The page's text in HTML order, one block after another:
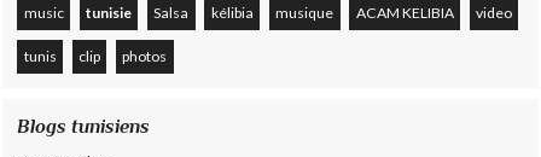
music tunisie Salsa kélibia musique ACAM KELIBIA video
tunis clip photos
Blogs tunisiens